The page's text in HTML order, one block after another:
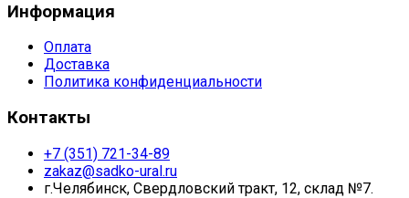
Информация
Оплата
Доставка
Политика конфиденциальности
Контакты
+7 (351) 721-34-89
zakaz@sadko-ural.ru
г.Челябинск, Свердловский тракт, 12, склад №7.